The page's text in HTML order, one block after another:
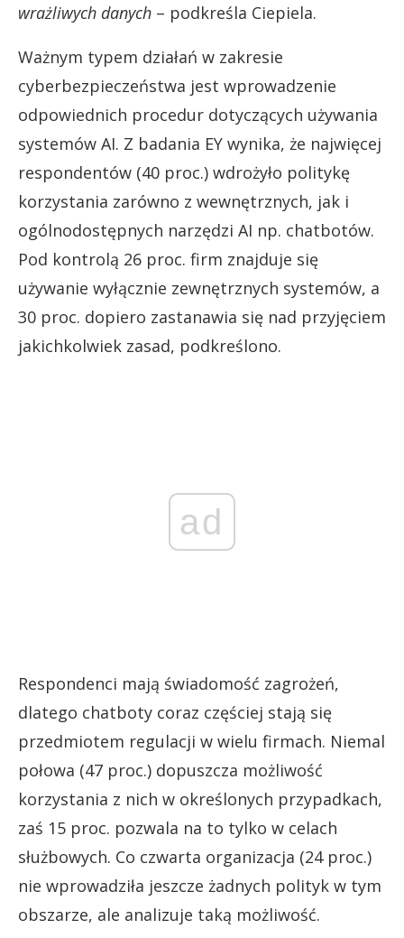
wrażliwych danych – podkreśla Ciepiela.
Ważnym typem działań w zakresie
cyberbezpieczeństwa jest wprowadzenie
odpowiednich procedur dotyczących używania
systemów AI. Z badania EY wynika, że najwięcej
respondentów (40 proc.) wdrożyło politykę
korzystania zarówno z wewnętrznych, jak i
ogólnodostępnych narzędzi AI np. chatbotów.
Pod kontrolą 26 proc. firm znajduje się
używanie wyłącznie zewnętrznych systemów, a
30 proc. dopiero zastanawia się nad przyjęciem
jakichkolwiek zasad, podkreślono.
ad
Respondenci mają świadomość zagrożeń,
dlatego chatboty coraz częściej stają się
przedmiotem regulacji w wielu firmach. Niemal
połowa (47 proc.) dopuszcza możliwość
korzystania z nich w określonych przypadkach,
zaś 15 proc. pozwala na to tylko w celach
służbowych. Co czwarta organizacja (24 proc.)
nie wprowadziła jeszcze żadnych polityk w tym
obszarze, ale analizuje taką możliwość.